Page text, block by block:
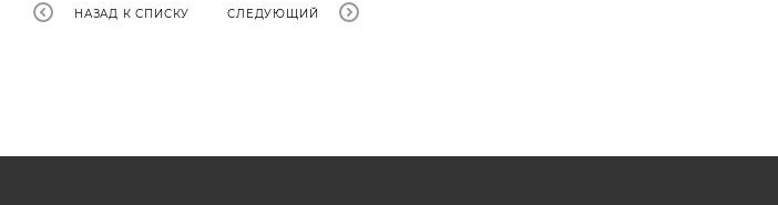
НАЗАД К СПИСКУ СЛЕДУЮЩИЙ